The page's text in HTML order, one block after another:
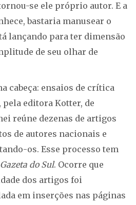
se ele próprio autor. E a
bastaria manusear o
lançando para ter dimensão
de seu olhar de
cabeça: ensaios de crítica
pela editora Kotter, de
reúne dezenas de artigos
de autores nacionais e
os. Esse processo tem
Gazeta do Sul. Ocorre que
dos artigos foi
em inserções nas páginas